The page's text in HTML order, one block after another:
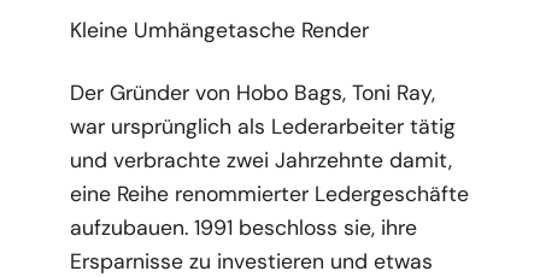
Kleine Umhängetasche Render
Der Gründer von Hobo Bags, Toni Ray,
war ursprünglich als Lederarbeiter tätig
und verbrachte zwei Jahrzehnte damit,
eine Reihe renommierter Ledergeschäfte
aufzubauen. 1991 beschloss sie, ihre
Ersparnisse zu investieren und etwas